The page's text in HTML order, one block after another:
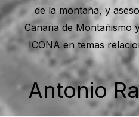
de la montaña, y
Canaria de Montañismo
ICONA en temas
Antonio